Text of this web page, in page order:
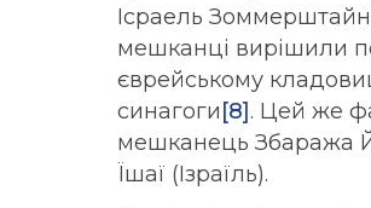
Ісраель Зоммерштайн
мешканці вирішили
єврейському
синагоги[8]. Цей же
мешканець Збаража
Їшаї (Ізраїль).